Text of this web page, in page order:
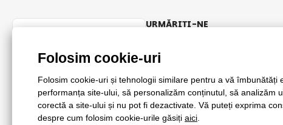
URMĂRIȚI-NE
© 2018 - 2026 RaiJucării.ro, Toate drepturile rezervate